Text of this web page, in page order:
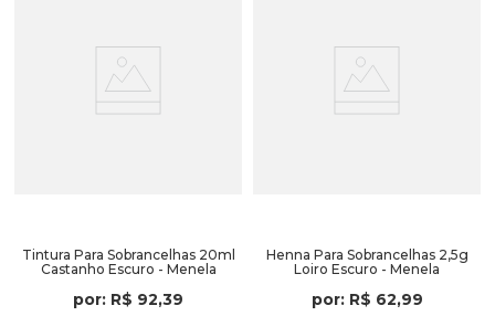
Tintura Para Sobrancelhas 20ml
Castanho Escuro - Menela
por: R$ 92,39
Henna Para Sobrancelhas 2,5g
Loiro Escuro - Menela
por: R$ 62,99